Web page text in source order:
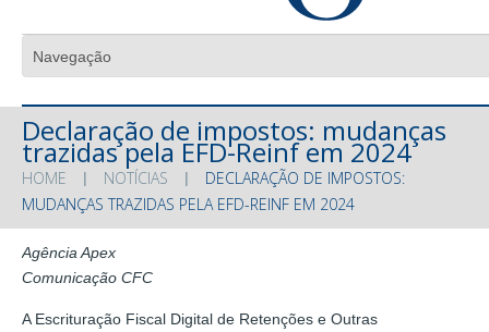
Declaração de impostos: mudanças
trazidas pela EFD-Reinf em 2024
HOME NOTÍCIAS
DECLARAÇÃO DE IMPOSTOS:
MUDANÇAS TRAZIDAS PELA EFD-REINF EM 2024
Agência Apex
Comunicação CFC
A Escrituração Fiscal Digital de Retenções e Outras